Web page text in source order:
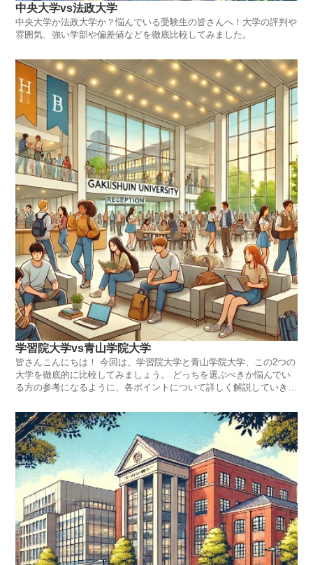
中央大学vs法政大学
中央大学か法政大学か？悩んでいる受験生の皆さんへ！大学の評判や
雰囲気、強い学部や偏差値などを徹底比較してみました。
学習院大学vs青山学院大学
皆さんこんにちは！ 今回は、学習院大学と青山学院大学、この2つの
大学を徹底的に比較してみましょう。 どっちを選ぶべきか悩んでい
る方の参考になるように、各ポイントについて詳しく解説していきま